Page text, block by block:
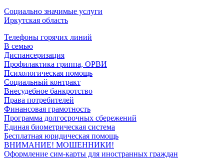
Социально значимые услуги
Иркутская область
Телефоны горячих линий
В семью
Диспансеризация
Профилактика гриппа, ОРВИ
Психологическая помощь
Социальный контракт
Внесудебное банкротство
Права потребителей
Финансовая грамотность
Программа долгосрочных сбережений
Единая биометрическая система
Бесплатная юридическая помощь
ВНИМАНИЕ! МОШЕННИКИ!
Оформление сим-карты для иностранных граждан